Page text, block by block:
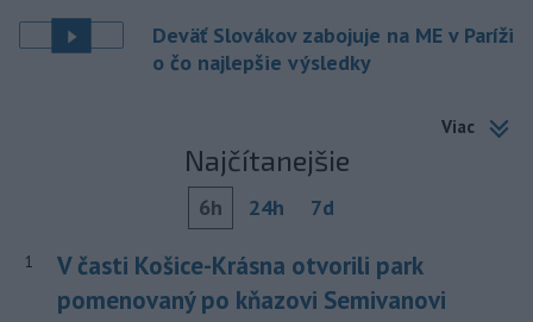
Deväť Slovákov zabojuje na ME v Paríži
o čo najlepšie výsledky
Viac
Najčítanejšie
6h 24h 7d
1
V časti Košice-Krásna otvorili park
pomenovaný po kňazovi Semivanovi